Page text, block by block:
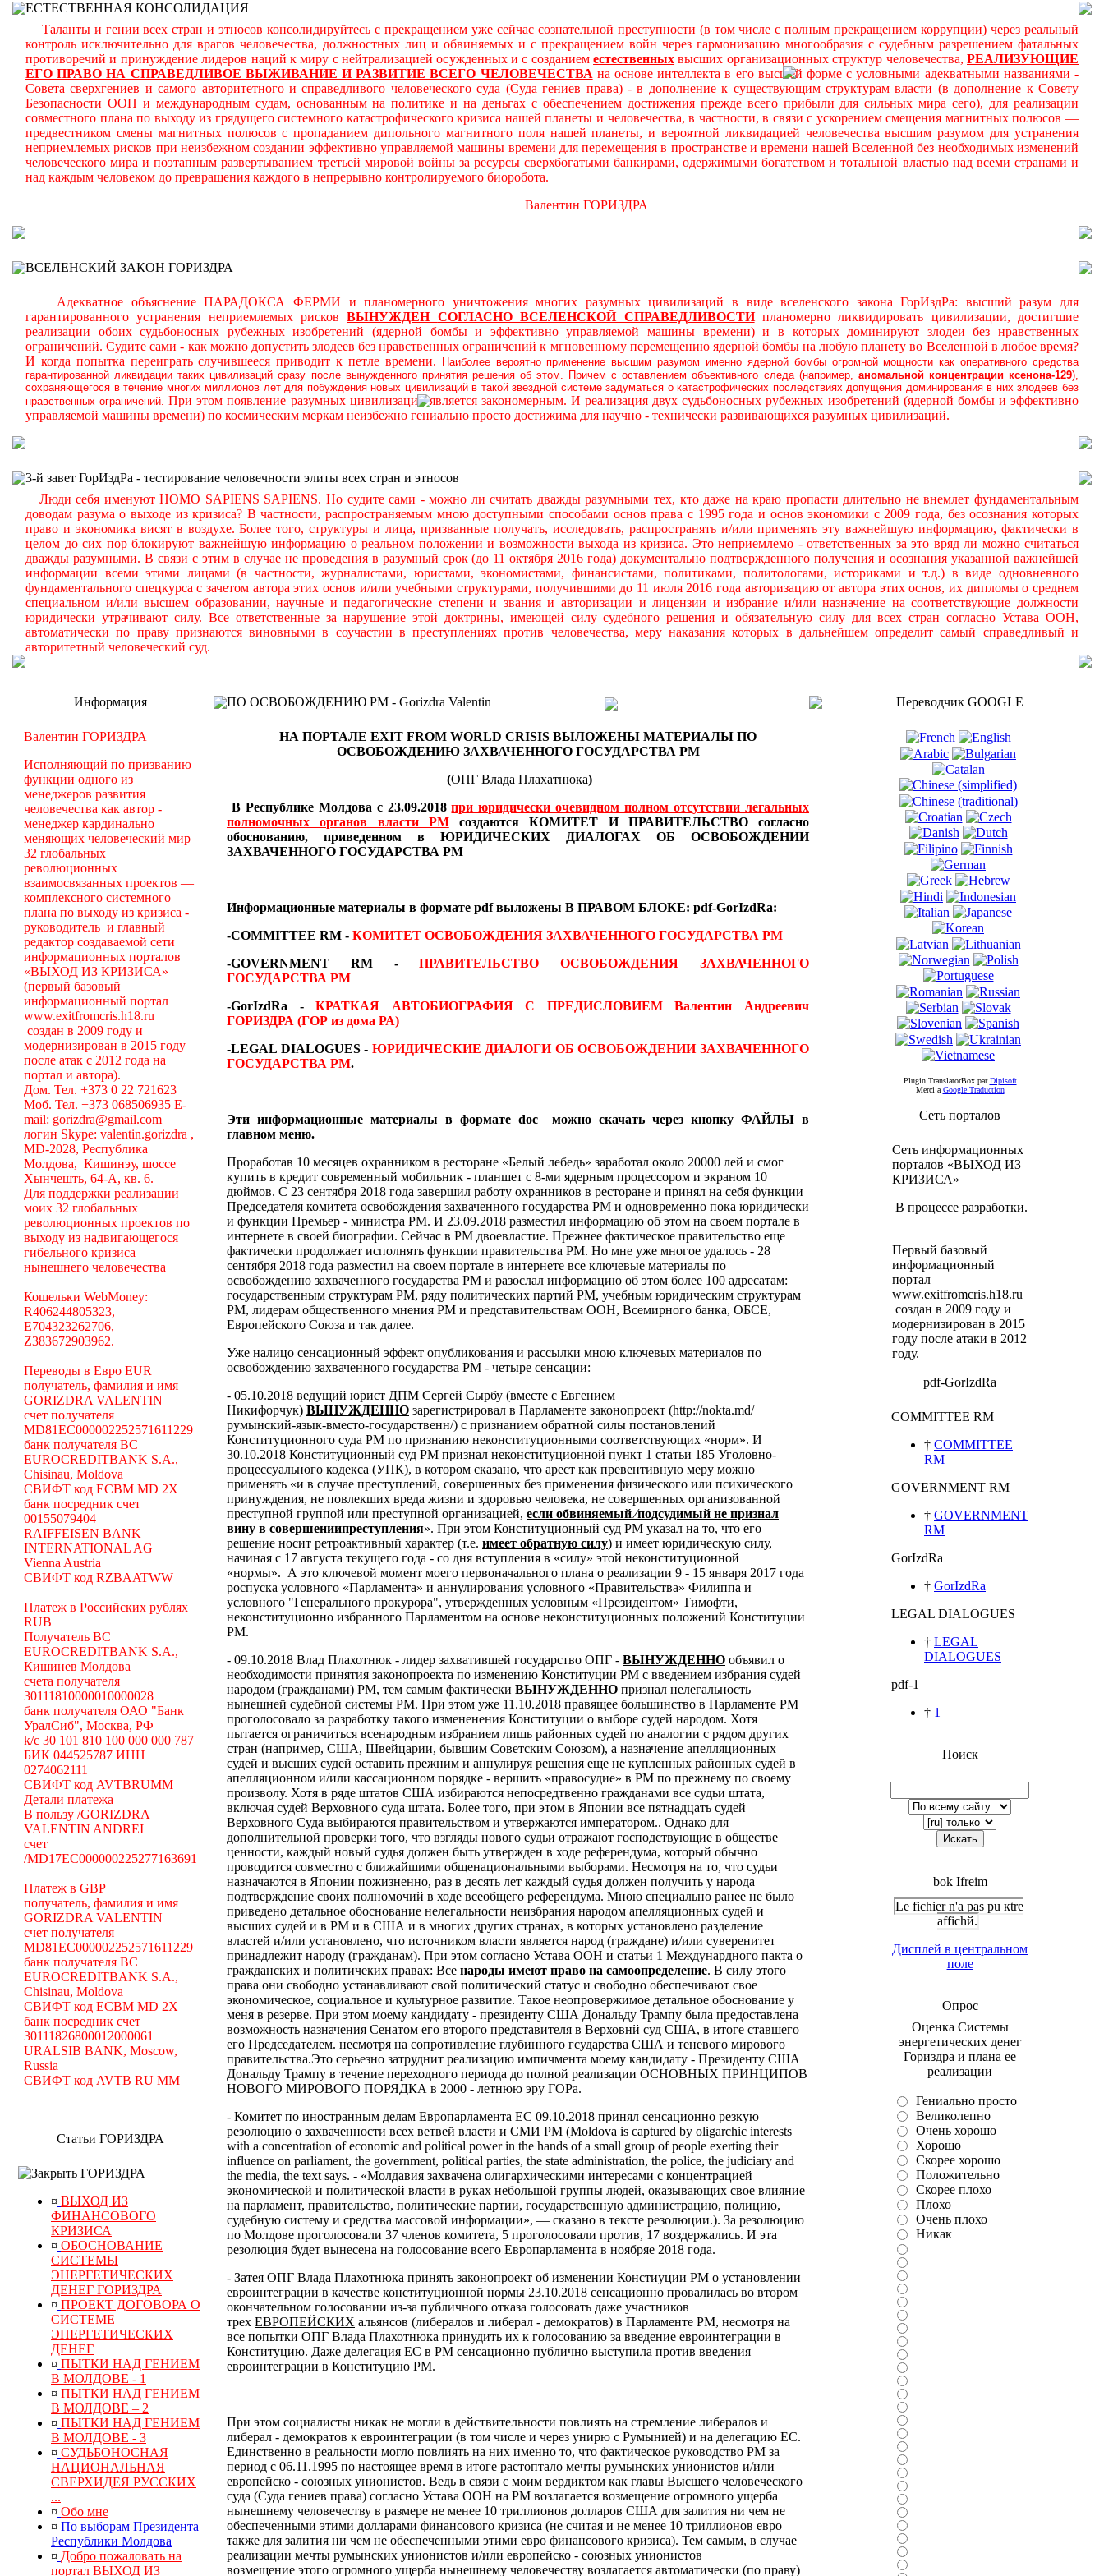
ЕСТЕСТВЕННАЯ КОНСОЛИДАЦИЯ
Таланты и гении всех стран и этносов консолидируйтесь с прекращением уже сейчас сознательной преступности (в том числе с полным прекращением коррупции) через реальный
контроль исключительно для врагов человечества, должностных лиц и обвиняемых и с прекращением войн через гармонизацию многообразия с судебным разрешением фатальных
противоречий и принуждение лидеров наций к миру с нейтрализацией осужденных и с созданиеместественных высших организационных структур человечества,РЕАЛИЗУЮЩИЕ
ЕГО ПРАВО НА СПРАВЕДЛИВОЕ ВЫЖИВАНИЕ И РАЗВИТИЕ ВСЕГО ЧЕЛОВЕЧЕСТВА на основе интеллекта в его высшей форме с условными адекватными названиями -
Совета сверхгениев и самого авторитетного и справедливого человеческого суда (Суда гениев права) - в дополнение к существующим структурам власти (в дополнение к Совету
Безопасности ООН и международным судам, основанным на политике и на деньгах с обеспечением достижения прежде всего прибыли для сильных мира сего), для реализации
совместного плана по выходу из грядущего системного катастрофического кризиса нашей планеты и человечества, в частности, в связи с ускорением смещения магнитных полюсов —
предвестником смены магнитных полюсов с пропаданием дипольного магнитного поля нашей планеты, и вероятной ликвидацией человечества высшим разумом для устранения
неприемлемых рисков при неизбежном создании эффективно управляемой машины времени для перемещения в пространстве и времени нашей Вселенной без необходимых изменений
человеческого мира и поэтапным развертыванием третьей мировой войны за ресурсы сверхбогатыми банкирами, одержимыми богатством и тотальной властью над всеми странами и
над каждым человеком до превращения каждого в непрерывно контролируемого биоробота.
Валентин ГОРИЗДРА
ВСЕЛЕНСКИЙ ЗАКОН ГОРИЗДРА
Адекватное объяснение ПАРАДОКСА ФЕРМИ и планомерного уничтожения многих разумных цивилизаций в виде вселенского закона ГорИздРа: высший разум для
гарантированного устранения неприемлемых рисковВЫНУЖДЕН СОГЛАСНО ВСЕЛЕНСКОЙ СПРАВЕДЛИВОСТИпланомерно ликвидировать цивилизации, достигшие
реализации обоих судьбоносных рубежных изобретений (ядерной бомбы и эффективно управляемой машины времени) и в которых доминируют злодеи без нравственных
ограничений. Судите сами - как можно допустить злодеев без нравственных ограничений к мгновенному перемещению ядерной бомбы на любую планету во Вселенной в любое время?
И когда попытка переиграть случившееся приводит к петле времени.
Наиболее вероятно применение высшим разумом именно ядерной бомбы огромной мощности как оперативного средства
гарантированной ликвидации таких цивилизаций сразу после вынужденного принятия решения об этом. Причем с оставлением объективного следа (например, аномальной концентрации ксенона-129),
сохраняющегося в течение многих миллионов лет для побуждения новых цивилизаций в такой звездной системе задуматься о катастрофических последствиях допущения доминирования в них злодеев без
нравственных ограничений. При этом появление разумных цивилизаций является закономерным. И реализация двух судьбоносных рубежных изобретений (ядерной бомбы и эффективно
управляемой машины времени) по космическим меркам неизбежно гениально просто достижима для научно - технически развивающихся разумных цивилизаций.
3-й завет ГорИздРа - тестирование человечности элиты всех стран и этносов
Люди себя именуют HOMO SAPIENS SAPIENS. Но судите сами - можно ли считать дважды разумными тех, кто даже на краю пропасти длительно не внемлет фундаментальным
доводам разума о выходе из кризиса? В частности, распространяемым мною доступными способами основ права с 1995 года и основ экономики с 2009 года, без осознания которых
право и экономика висят в воздухе. Более того, структуры и лица, призванные получать, исследовать, распространять и/или применять эту важнейшую информацию, фактически в
целом до сих пор блокируют важнейшую информацию о реальном положении и возможности выхода из кризиса. Это неприемлемо - ответственных за это вряд ли можно считаться
дважды разумными. В связи с этим в случае не проведения в разумный срок (до 11 октября 2016 года) документально подтвержденного получения и осознания указанной важнейшей
информации всеми этими лицами (в частности, журналистами, юристами, экономистами, финансистами, политиками, политологами, историками и т.д.) в виде одновневного
фундаментального спецкурса с зачетом автора этих основ и/или учебными структурами, получившими до 11 июля 2016 года авторизацию от автора этих основ, их дипломы о среднем
специальном и/или высшем образовании, научные и педагогические степени и звания и авторизации и лицензии и избрание и/или назначение на соответствующие должности
юридически утрачивают силу. Все ответственные за нарушение этой доктрины, имеющей силу судебного решения и обязательную силу для всех стран согласно Устава ООН,
автоматически по праву признаются виновными в соучастии в преступлениях против человечества, меру наказания которых в дальнейшем определит самый справедливый и
авторитетный человеческий суд.
Информация
Валентин ГОРИЗДРА
Исполняющий по призванию
функции одного из
менеджеров развития
человечества как автор -
менеджер кардинально
меняющих человеческий мир
32 глобальных
революционных
взаимосвязанных проектов —
комплексного системного
плана по выходу из кризиса -
руководитель и главный
редактор создаваемой сети
информационных порталов
«ВЫХОД ИЗ КРИЗИСА»
(первый базовый
информационный портал
www.exitfromcris.h18.ru
создан в 2009 году и
модернизирован в 2015 году
после атак с 2012 года на
портал и автора).
Дом. Тел. +373 0 22 721623
Моб. Тел. +373 068506935 E-
mail: gorizdra@gmail.com
логин Skype: valentin.gorizdra ,
MD-2028, Республика
Молдова, Кишинэу, шоссе
Хынчешть, 64-А, кв. 6.
Для поддержки реализации
моих 32 глобальных
революционных проектов по
выходу из надвигающегося
гибельного кризиса
нынешнего человечества
Кошельки WebMoney:
R406244805323,
E704323262706,
Z383672903962.
Переводы в Евро EUR
получатель, фамилия и имя
GORIZDRA VALENTIN
счет получателя
MD81EC000002252571611229
банк получателя BC
EUROCREDITBANK S.A.,
Chisinau, Moldova
СВИФТ код ECBM MD 2X
банк посредник счет
00155079404
RAIFFEISEN BANK
INTERNATIONAL AG
Vienna Austria
СВИФТ код RZBAATWW
Платеж в Российских рублях
RUB
Получатель BC
EUROCREDITBANK S.A.,
Кишинев Молдова
счета получателя
30111810000010000028
банк получателя ОАО "Банк
УралСиб", Москва, РФ
k/c 30 101 810 100 000 000 787
БИК 044525787 ИНН
0274062111
СВИФТ код AVTBRUMM
Детали платежа
В пользу /GORIZDRA
VALENTIN ANDREI
счет
/MD17EC000000225277163691
Платеж в GBP
получатель, фамилия и имя
GORIZDRA VALENTIN
счет получателя
MD81EC000002252571611229
банк получателя BC
EUROCREDITBANK S.A.,
Chisinau, Moldova
СВИФТ код ECBM MD 2X
банк посредник счет
30111826800012000061
URALSIB BANK, Moscow,
Russia
СВИФТ код AVTB RU MM
Статьи ГОРИЗДРА
ГОРИЗДРА
¤ ВЫХОД ИЗ
ФИНАНСОВОГО
КРИЗИСА
¤ ОБОСНОВАНИЕ
СИСТЕМЫ
ЭНЕРГЕТИЧЕСКИХ
ДЕНЕГ ГОРИЗДРА
¤ ПРОЕКТ ДОГОВОРА О
СИСТЕМЕ
ЭНЕРГЕТИЧЕСКИХ
ДЕНЕГ
¤ ПЫТКИ НАД ГЕНИЕМ
В МОЛДОВЕ - 1
¤ ПЫТКИ НАД ГЕНИЕМ
В МОЛДОВЕ – 2
¤ ПЫТКИ НАД ГЕНИЕМ
В МОЛДОВЕ - 3
¤ СУДЬБОНОСНАЯ
НАЦИОНАЛЬНАЯ
СВЕРХИДЕЯ РУССКИХ
...
¤ Обо мне
¤ По выборам Президента
Республики Молдова
¤ Добро пожаловать на
портал ВЫХОД ИЗ
ПО ОСВОБОЖДЕНИЮ РМ - Gorizdra Valentin
НА ПОРТАЛЕ EXIT FROM WORLD CRISIS ВЫЛОЖЕНЫ МАТЕРИАЛЫ ПО
ОСВОБОЖДЕНИЮ ЗАХВАЧЕННОГО ГОСУДАРСТВА РМ
(ОПГ Влада Плахатнюка)
В Республике Молдова с 23.09.2018при юридически очевидном полном отсутствии легальных
полномочных органов власти РМ
создаютсяКОМИТЕТ И ПРАВИТЕЛЬСТВО согласно
обоснованию, приведенном в ЮРИДИЧЕСКИХ ДИАЛОГАХ ОБ ОСВОБОЖДЕНИИ
ЗАХВАЧЕННОГО ГОСУДАРСТВА РМ
Информационные материалы в формате pdfвыложены В ПРАВОМ БЛОКЕ: pdf-GorIzdRa:
-COMMITTEE RM - КОМИТЕТ ОСВОБОЖДЕНИЯ ЗАХВАЧЕННОГО ГОСУДАРСТВА РМ
-GOVERNMENT RM -ПРАВИТЕЛЬСТВО ОСВОБОЖДЕНИЯ ЗАХВАЧЕННОГО
ГОСУДАРСТВА РМ
-GorIzdRa -КРАТКАЯ АВТОБИОГРАФИЯ С ПРЕДИСЛОВИЕМВалентин Андреевич
ГОРИЗДРА (ГОР из дома РА)
-LEGAL DIALOGUES - ЮРИДИЧЕСКИЕ ДИАЛОГИ ОБ ОСВОБОЖДЕНИИ ЗАХВАЧЕННОГО
ГОСУДАРСТВА РМ.
Эти информационные материалы в формате doc можно скачать через кнопку ФАЙЛЫ в
главном меню.
Проработав 10 месяцев охранником в ресторане «Белый лебедь» заработал около 20000 лей и смог
купить в кредит современный мобильник - планшет с 8-ми ядерным процессором и экраном 10
дюймов. С 23 сентября 2018 года завершил работу охранников в ресторане и принял на себя функции
Председателя комитета освобождения захваченного государства РМ и одновременно пока юридически
и функции Премьер - министра РМ. И 23.09.2018 разместил информацию об этом на своем портале в
интернете в своей биографии. Сейчас в РМ двоевластие. Прежнее фактическое правительство еще
фактически продолжает исполнять функции правительства РМ. Но мне уже многое удалось - 28
сентября 2018 года разместил на своем портале в интернете все ключевые материалы по
освобождению захваченного государства РМ и разослал информацию об этом более 100 адресатам:
государственным структурам РМ, ряду политических партий РМ, учебным юридическим структурам
РМ, лидерам общественного мнения РМ и представительствам ООН, Всемирного банка, ОБСЕ,
Европейского Союза и так далее.
Уже налицо сенсационный эффект опубликования и рассылки мною ключевых материалов по
освобождению захваченного государства РМ - четыре сенсации:
- 05.10.2018 ведущий юрист ДПМ Сергей Сырбу (вместе с Евгением
Никифорчук) ВЫНУЖДЕННО зарегистрировал в Парламенте законопроект (http://nokta.md/
румынский-язык-вместо-государственн/) с признанием обратной силы постановлений
Конституционного суда РМ по признанию неконституционными соответствующих «норм». И
30.10.2018 Конституционный суд РМ признал неконституционной пункт 1 статьи 185 Уголовно-
процессуального кодекса (УПК), в котором сказано, что арест как превентивную меру можно
применять «и в случае преступлений, совершенных без применения физического или психического
принуждения, не повлекших вреда жизни и здоровью человека, не совершенных организованной
преступной группой или преступной организацией, если обвиняемый ⁄подсудимый не признал
вину в совершениипреступления». При этом Конституционный суд РМ указал на то, что его
решение носит ретроактивный характер (т.е. имеет обратную силу) и имеет юридическую силу,
начиная с 17 августа текущего года - со дня вступления в «силу» этой неконституционной
«нормы». А это ключевой момент моего первоначального плана о реализации 9 - 15 января 2017 года
роспуска условного «Парламента» и аннулирования условного «Правительства» Филиппа и
условного "Генерального прокурора", утвержденных условным «Президентом» Тимофти,
неконституционно избранного Парламентом на основе неконституционных положений Конституции
РМ.
- 09.10.2018 Влад Плахотнюк - лидер захватившей государство ОПГ - ВЫНУЖДЕННО объявил о
необходимости принятия законопроекта по изменению Конституции РМ с введением избрания судей
народом (гражданами) РМ, тем самым фактически ВЫНУЖДЕННО признал нелегальность
нынешней судебной системы РМ. При этом уже 11.10.2018 правящее большинство в Парламенте РМ
проголосовало за разработку такого измененения Конституции о выборе судей народом. Хотя
пытается ограничиться всенародным избранием лишь районных судей по аналогии с рядом других
стран (например, США, Швейцарии, бывшим Советским Союзом), а назначение апелляционных
судей и высших судей оставить прежним и аннулируя решения еще не купленных районных судей в
апелляционном и/или кассационном порядке - вершить «правосудие» в РМ по прежнему по своему
произволу. Хотя в ряде штатов США избираются непосредтвенно гражданами все судьи штата,
включая судей Верховного суда штата. Более того, при этом в Японии все пятнадцать судей
Верховного Суда выбираются правительством и утвержаются императором.. Однако для
дополнительной проверки того, что взгляды нового судьи отражают господствующие в обществе
ценности, каждый новый судья должен быть утвержден в ходе референдума, который обычно
проводится совместно с ближайшими общенациональными выборами. Несмотря на то, что судьи
назначаются в Японии пожизненно, раз в десять лет каждый судья должен получить у народа
подтверждение своих полномочий в ходе всеобщего референдума. Мною специально ранее не было
приведено детальное обоснование нелегальности неизбрания народом апелляционных судей и
высших судей и в РМ и в США и в многих других странах, в которых установлено разделение
властей и/или установлено, что источником власти является народ (граждане) и/или суверенитет
принадлежит народу (гражданам). При этом согласно Устава ООН и статьи 1 Междунардного пакта о
гражданских и политичеких правах: Все народы имеют право на самоопределение. В силу этого
права они свободно устанавливают свой политический статус и свободно обеспечивают свое
экономическое, социальное и культурное развитие. Такое неопровержимое детальное обоснование у
меня в резерве. При этом моему кандидату - президенту США Дональду Трампу была предоставлена
возможность назначения Сенатом его второго представителя в Верховнй суд США, в итоге ставшего
его Председателем. несмотря на сопротивление глубинного гсударства США и теневого мирового
правительства.Это серьезно затруднит реализацию импичмента моему кандидату - Президенту США
Дональду Трампу в течение переходного периода до полной реализации ОСНОВНЫХ ПРИНЦИПОВ
НОВОГО МИРОВОГО ПОРЯДКА в 2000 - летнюю эру ГОРа.
- Комитет по иностранным делам Европарламента ЕС 09.10.2018 принял сенсационно резкую
резолюцию о захваченности всех ветвей власти и СМИ РМ (Moldova is captured by oligarchic interests
with a concentration of economic and political power in the hands of a small group of people exerting their
influence on parliament, the government, political parties, the state administration, the police, the judiciary and
the media, the text says. - «Молдавия захвачена олигархическими интересами с концентрацией
экономической и политической власти в руках небольшой группы людей, оказывающих свое влияние
на парламент, правительство, политические партии, государственную администрацию, полицию,
судебную систему и средства массовой информации», — сказано в тексте резолюции.). За резолюцию
по Молдове проголосовали 37 членов комитета, 5 проголосовали против, 17 воздержались. И эта
резолюция будет вынесена на голосование всего Европарламента в ноябряе 2018 года.
- Затея ОПГ Влада Плахотнюка принять законопроект об изменении Констиуции РМ о установлении
евроинтеграции в качестве конституционной нормы 23.10.2018 сенсационно провалилась во втором
окончательном голосовании из-за публичного отказа голосовать даже участников
трех ЕВРОПЕЙСКИХ альянсов (либералов и либерал - демократов) в Парламенте РМ, несмотря на
все попытки ОПГ Влада Плахотнюка принудить их к голосованию за введение евроинтеграции в
Конституцию. Даже делегация ЕС в РМ сенсационно публично выступила против введения
евроинтеграции в Конституцию РМ.
При этом социалисты никак не могли в действительности повлиять на стремление либералов и
либерал - демократов к евроинтеграции (в том числе и через унирю с Румынией) и на делегацию ЕС.
Единственно в реальности могло повлиять на них именно то, что фактическое руководство РМ за
период с 06.11.1995 по настоящее время в итоге растоптало мечты румынских унионистов и/или
европейско - союзных унионистов. Ведь в связи с моим вердиктом как главы Высшего человеческого
суда (Суда гениев права) согласно Устава ООН на РМ возлагается возмещение огромного ущерба
нынешнему человечеству в размере не менее 10 триллионов долларов США для залития ни чем не
обеспеченными этими долларами финансового кризиса (не считая и не менее 10 триллионов евро
также для залития ни чем не обеспеченными этими евро финансового кризиса). Тем самым, в случае
реализации мечты румынских унионистов и/или европейско - союзных унионистов
возмещение этого огромного ущерба нынешнему человечеству возлагается автоматически (по праву)
Переводчик GOOGLE
Plugin TranslatorBox parDipisoft
Merci а Google Traduction
Сеть порталов
Сеть информационных
порталов «ВЫХОД ИЗ
КРИЗИСА»
В процессе разработки.
Первый базовый
информационный
портал
www.exitfromcris.h18.ru
создан в 2009 году и
модернизирован в 2015
году после атаки в 2012
году.
pdf-GorIzdRa
COMMITTEE RM
† COMMITTEE
RM
GOVERNMENT RM
† GOVERNMENT
RM
GorIzdRa
† GorIzdRa
LEGAL DIALOGUES
† LEGAL
DIALOGUES
pdf-1
† 1
Поиск
Искать
bok Ifreim
Le fichier n'a pas pu кtre
affichй.
Дисплей в центральном
поле
Опрос
Оценка Системы
энергетических денег
Гориздра и плана ее
реализации
Гениально просто
Великолепно
Очень хорошо
Хорошо
Скорее хорошо
Положительно
Скорее плохо
Плохо
Очень плохо
Никак